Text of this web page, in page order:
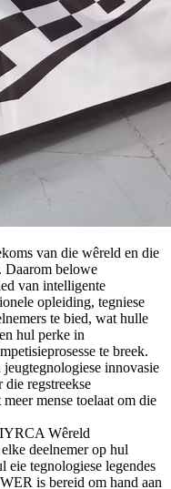
van die wêreld en die
Daarom belowe
van intelligente
opleiding, tegniese
te bied, wat hulle
hul perke in
te breek.
innovasie
regstreekse
mense toelaat om die
IYRCA Wêreld
deelnemer op hul
eie tegnologiese legendes
is bereid om hand aan